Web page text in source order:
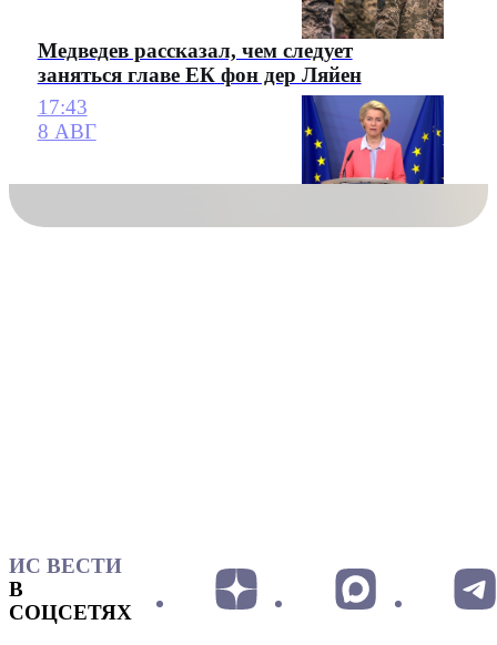
Медведев рассказал, чем следует
заняться главе ЕК фон дер Ляйен
17:43
8 АВГ
ИС ВЕСТИ
В
СОЦСЕТЯХ